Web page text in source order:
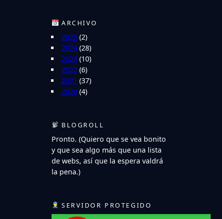
ARCHIVO
2025 (2)
2024 (28)
2023 (10)
2022 (6)
2021 (37)
2020 (4)
BLOGROLL
Pronto. (Quiero que se vea bonito
y que sea algo más que una lista
de webs, así que la espera valdrá
la pena.)
SERVIDOR PROTEGIDO